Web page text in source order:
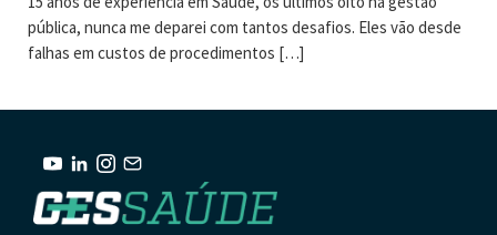
pública, nunca me deparei com tantos desafios. Eles vão desde
falhas em custos de procedimentos […]